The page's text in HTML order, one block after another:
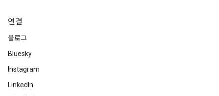
연결
블로그
Bluesky
Instagram
LinkedIn